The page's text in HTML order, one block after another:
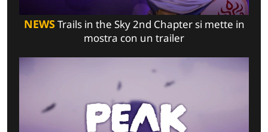
NEWSTrails in the Sky 2nd Chapter si mette in
mostra con un trailer